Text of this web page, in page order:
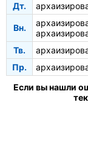
Дт.
Вн.
Тв.
Пр.
Если вы нашли